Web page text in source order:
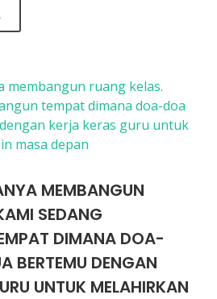
MEMBANGUN
SEDANG
DIMANA DOA-
BERTEMU DENGAN
UNTUK MELAHIRKAN